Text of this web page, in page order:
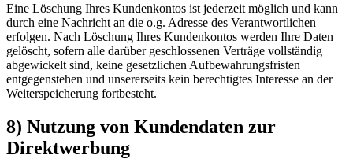
Eine Löschung Ihres Kundenkontos ist jederzeit möglich und kann
durch eine Nachricht an die o.g. Adresse des Verantwortlichen
erfolgen. Nach Löschung Ihres Kundenkontos werden Ihre Daten
gelöscht, sofern alle darüber geschlossenen Verträge vollständig
abgewickelt sind, keine gesetzlichen Aufbewahrungsfristen
entgegenstehen und unsererseits kein berechtigtes Interesse an der
Weiterspeicherung fortbesteht.
8) Nutzung von Kundendaten zur
Direktwerbung